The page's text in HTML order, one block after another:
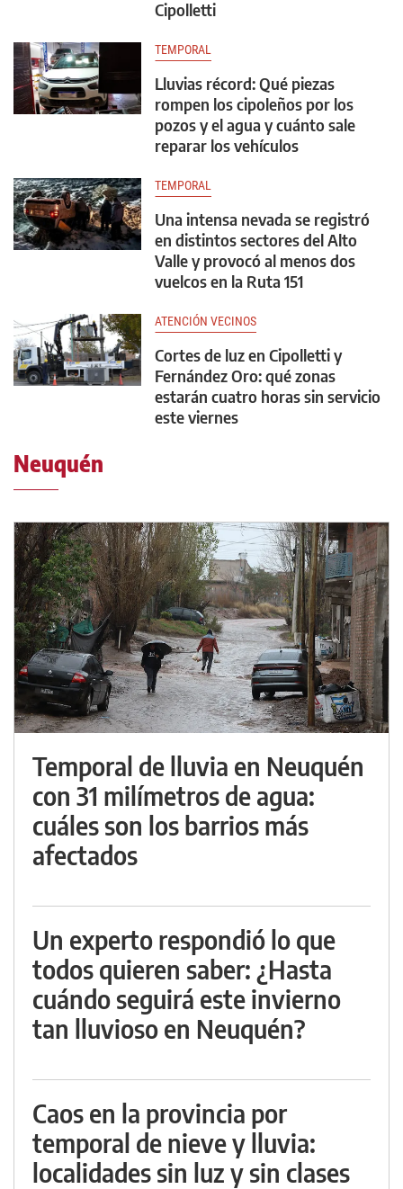
Cipolletti
TEMPORAL
Lluvias récord: Qué piezas
rompen los cipoleños por los
pozos y el agua y cuánto sale
reparar los vehículos
TEMPORAL
Una intensa nevada se registró
en distintos sectores del Alto
Valle y provocó al menos dos
vuelcos en la Ruta 151
ATENCIÓN VECINOS
Cortes de luz en Cipolletti y
Fernández Oro: qué zonas
estarán cuatro horas sin servicio
este viernes
Neuquén
Temporal de lluvia en Neuquén
con 31 milímetros de agua:
cuáles son los barrios más
afectados
Un experto respondió lo que
todos quieren saber: ¿Hasta
cuándo seguirá este invierno
tan lluvioso en Neuquén?
Caos en la provincia por
temporal de nieve y lluvia:
localidades sin luz y sin clases